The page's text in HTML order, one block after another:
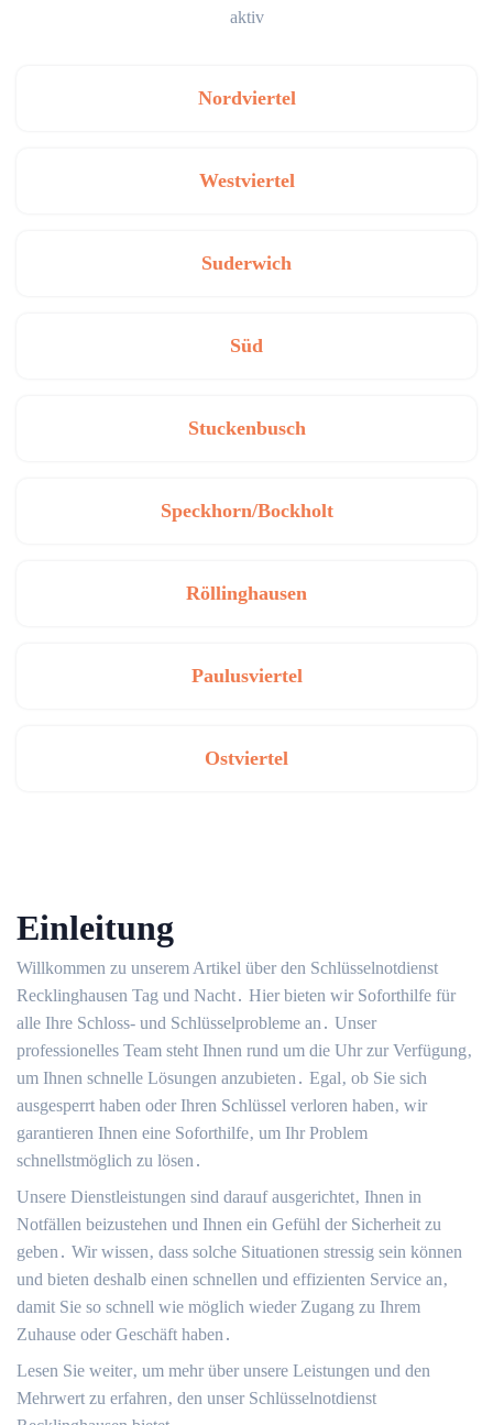
aktiv
Nordviertel
Westviertel
Suderwich
Süd
Stuckenbusch
Speckhorn/Bockholt
Röllinghausen
Paulusviertel
Ostviertel
Einleitung
Willkommen zu unserem Artikel über den Schlüsselnotdienst
Recklinghausen Tag und Nacht․ Hier bieten wir Soforthilfe für
alle Ihre Schloss- und Schlüsselprobleme an․ Unser
professionelles Team steht Ihnen rund um die Uhr zur Verfügung‚
um Ihnen schnelle Lösungen anzubieten․ Egal‚ ob Sie sich
ausgesperrt haben oder Ihren Schlüssel verloren haben‚ wir
garantieren Ihnen eine Soforthilfe‚ um Ihr Problem
schnellstmöglich zu lösen․
Unsere Dienstleistungen sind darauf ausgerichtet‚ Ihnen in
Notfällen beizustehen und Ihnen ein Gefühl der Sicherheit zu
geben․ Wir wissen‚ dass solche Situationen stressig sein können
und bieten deshalb einen schnellen und effizienten Service an‚
damit Sie so schnell wie möglich wieder Zugang zu Ihrem
Zuhause oder Geschäft haben․
Lesen Sie weiter‚ um mehr über unsere Leistungen und den
Mehrwert zu erfahren‚ den unser Schlüsselnotdienst